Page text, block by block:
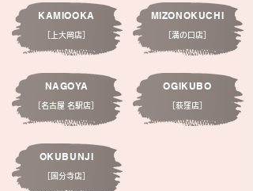
KAMIOOKA
［上大岡店］
NAGOYA
［名古屋 名駅店］
OKUBUNJI
［国分寺店］
MIZONOKUCHI
［溝の口店］
OGIKUBO
［荻窪店］